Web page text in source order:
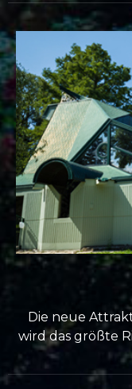
Die neue
wird das größte